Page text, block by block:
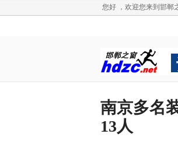
您好 ，欢迎您来到邯郸
南京多名
13人